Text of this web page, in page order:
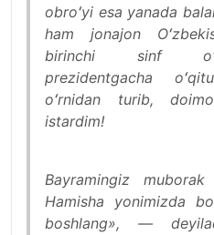
obroʻyi esa yanada
ham jonajon
birinchi sinf
prezidentgacha
oʻrnidan turib,
istardim!
Bayramingiz
Hamisha yonimizda
boshlang», —